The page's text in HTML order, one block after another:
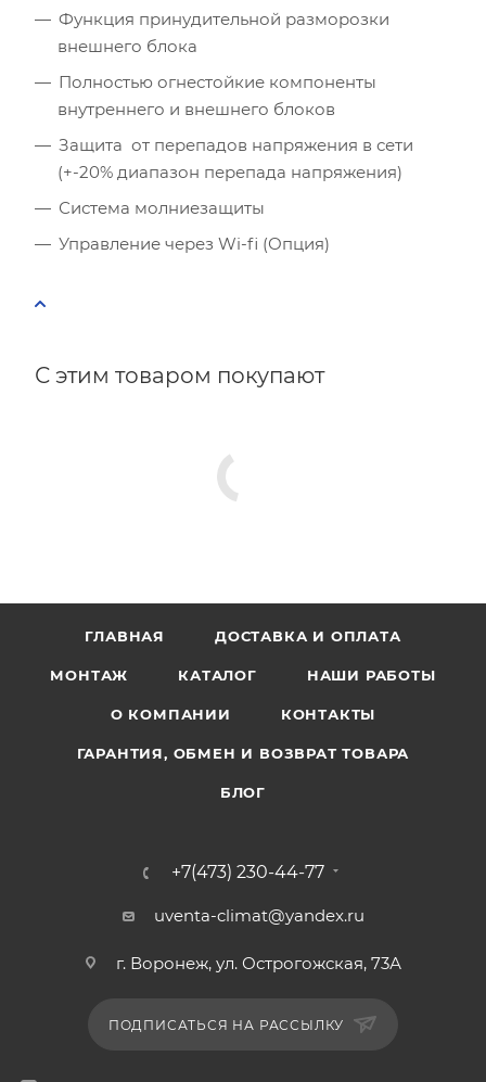
Функция принудительной разморозки
внешнего блока
Полностью огнестойкие компоненты
внутреннего и внешнего блоков
Защита от перепадов напряжения в сети
(+-20% диапазон перепада напряжения)
Система молниезащиты
Управление через Wi-fi (Опция)
С этим товаром покупают
ГЛАВНАЯ ДОСТАВКА И ОПЛАТА
МОНТАЖ КАТАЛОГ НАШИ РАБОТЫ
О КОМПАНИИ КОНТАКТЫ
ГАРАНТИЯ, ОБМЕН И ВОЗВРАТ ТОВАРА
БЛОГ
+7(473) 230-44-77
uventa-climat@yandex.ru
г. Воронеж, ул. Острогожская, 73А
ПОДПИСАТЬСЯ НА РАССЫЛКУ